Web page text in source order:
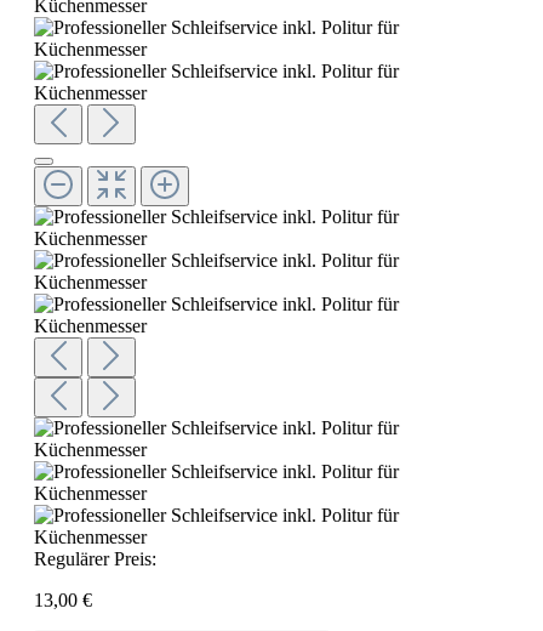
Regulärer Preis:
13,00 €